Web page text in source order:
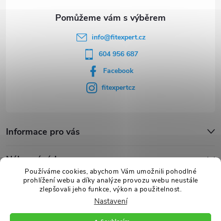
Používáme cookies, abychom Vám umožnili pohodlné
prohlížení webu a díky analýze provozu webu neustále
zlepšovali jeho funkce, výkon a použitelnost.
Nastavení
info@fitexpert.cz
604 956 687
Facebook
fitexpertcz
Informace pro vás
Nákupní rádce
Novinky